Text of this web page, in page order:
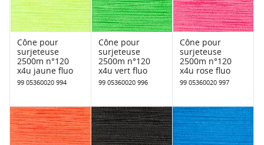
Cône pour
surjeteuse
2500m n°120
x4u jaune fluo
99 05360020 994
Cône pour
surjeteuse
2500m n°120
x4u vert fluo
99 05360020 996
Cône pour
surjeteuse
2500m n°120
x4u rose fluo
99 05360020 997